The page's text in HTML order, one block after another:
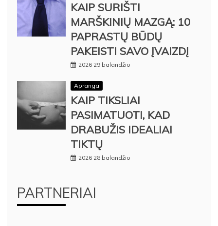
KAIP SURIŠTI
MARŠKINIŲ MAZGĄ: 10
PAPRASTŲ BŪDŲ
PAKEISTI SAVO ĮVAIZDĮ
2026 29 balandžio
Apranga
KAIP TIKSLIAI
PASIMATUOTI, KAD
DRABUŽIS IDEALIAI
TIKTŲ
2026 28 balandžio
PARTNERIAI